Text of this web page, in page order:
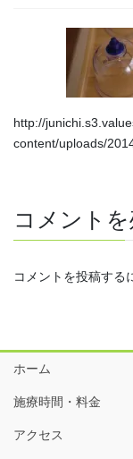
http://
content/uploads/
コメント
コメントを投稿する
ホーム
施療時間・料金
アクセス